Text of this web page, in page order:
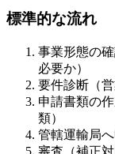
標準的な流れ
事業形態の
必要か）
要件診断（
申請書類の
類）
管轄運輸局
審査（補正対